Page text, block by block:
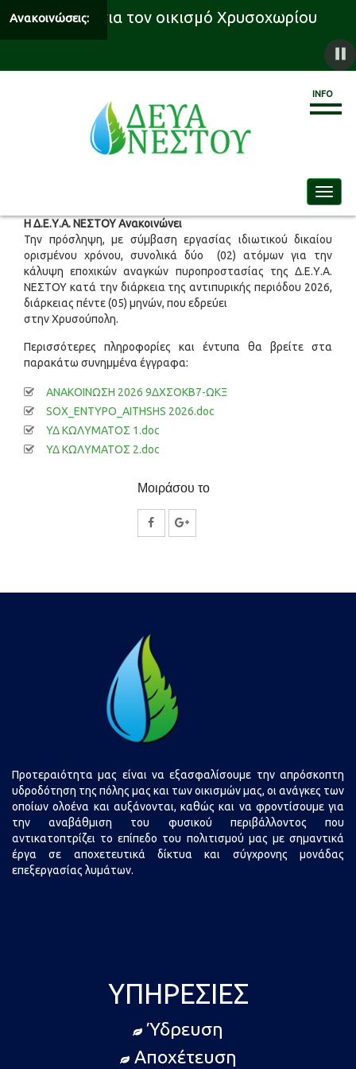
Ανακοινώσεις: για τον οικισμό Χρυσοχωρίου
INFO
Η Δ.Ε.Υ.Α. ΝΕΣΤΟΥ Ανακοινώνει
Την πρόσληψη, με σύμβαση εργασίας ιδιωτικού δικαίου
ορισμένου χρόνου, συνολικά δύο (02) ατόμων για την
κάλυψη εποχικών αναγκών πυροπροστασίας της Δ.Ε.Υ.Α.
ΝΕΣΤΟΥ κατά την διάρκεια της αντιπυρικής περιόδου 2026,
διάρκειας πέντε (05) μηνών, που εδρεύει
στην Χρυσούπολη.
Περισσότερες πληροφορίες και έντυπα θα βρείτε στα
παρακάτω συνημμένα έγγραφα:
ΑΝΑΚΟΙΝΩΣΗ 2026 9ΔΧΣΟΚΒ7-ΩΚΞ
SOX_ENTYPO_AITHSHS 2026.doc
ΥΔ ΚΩΛΥΜΑΤΟΣ 1.doc
ΥΔ ΚΩΛΥΜΑΤΟΣ 2.doc
Μοιράσου το
ΚοινοποίησηΚοινοποίηση
Προτεραιότητα μας είναι να εξασφαλίσουμε την απρόσκοπτη
υδροδότηση της πόλης μας και των οικισμών μας, οι ανάγκες των
οποίων ολοένα και αυξάνονται, καθώς και να φροντίσουμε για
την αναβάθμιση του φυσικού περιβάλλοντος που
αντικατοπτρίζει το επίπεδο του πολιτισμού μας με σημαντικά
έργα σε αποχετευτικά δίκτυα και σύγχρονης μονάδας
επεξεργασίας λυμάτων.
ΥΠΗΡΕΣΊΕΣ
Ύδρευση
Αποχέτευση